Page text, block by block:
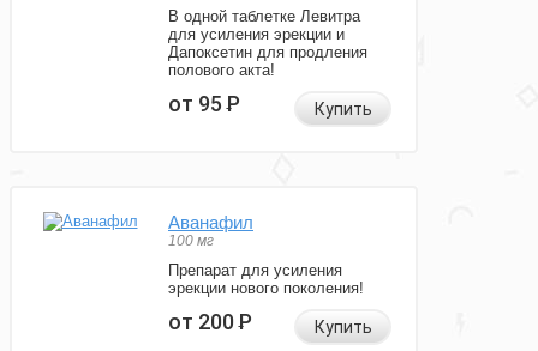
В одной таблетке Левитра
для усиления эрекции и
Дапоксетин для продления
полового акта!
от 95Р Купить
Аванафил
100 мг
Препарат для усиления
эрекции нового поколения!
от 200Р Купить